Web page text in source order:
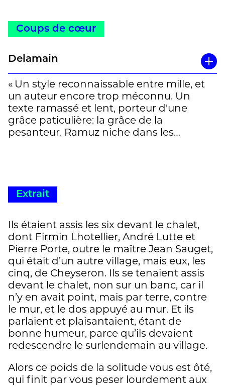
dévorer les madriers, que l'idéologie et la
peur de l'autre font des ravages dans les
revue en 1912, retravaillé pour donner
naissance à La séparation des races en
1923,Le feu à Cheyseronparle d’un lieu
singulier comme il parle du monde
entier, d'une histoire d’amour comme de
l'histoire de l'humanité. Une histoire qui,
souvent, finit mal. » Clément Grandjean
Coups de cœur
Delamain
« Un style reconnaissable entre mille, et
un auteur encore trop méconnu. Un
texte ramassé et lent, porteur d'une
grâce paticulière: la grâce de la
pesanteur. Ramuz niche dans les
Extrait
Ils étaient assis les six devant le chalet,
dont Firmin Lhotellier, André Lutte et
Pierre Porte, outre le maître Jean Sauget,
qui était d’un autre village, mais eux, les
cinq, de Cheyseron. Ils se tenaient assis
devant le chalet, non sur un banc, car il
n’y en avait point, mais par terre, contre
le mur, et le dos appuyé au mur. Et ils
parlaient et plaisantaient, étant de
bonne humeur, parce qu’ils devaient
redescendre le surlendemain au village.
Alors ce poids de la solitude vous est ôté,
qui finit par vous peser lourdement aux